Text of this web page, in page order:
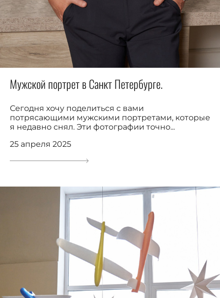
Мужской портрет в Санкт Петербурге.
Сегодня хочу поделиться с вами
потрясающими мужскими портретами, которые
я недавно снял. Эти фотографии точно...
25 апреля 2025